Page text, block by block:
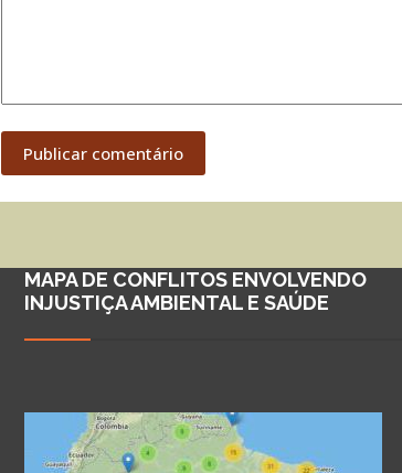
Publicar comentário
MAPA DE CONFLITOS ENVOLVENDO
INJUSTIÇA AMBIENTAL E SAÚDE